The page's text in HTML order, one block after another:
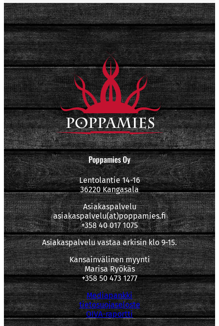
Poppamies Oy
Lentolantie 14-16
36220 Kangasala
Asiakaspalvelu
asiakaspalvelu(at)poppamies.fi
+358 40 017 1075
Asiakaspalvelu vastaa arkisin klo 9-15.
Kansainvälinen myynti
Marisa Ryökäs
+358 50 473 1277
Mediapankki
tietosuojaseloste
OIVA-raportti